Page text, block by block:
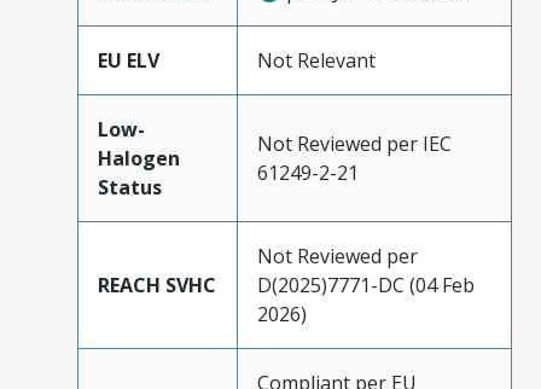
EU ELV Not Relevant
Low-
Halogen
Status
Not Reviewed per IEC
61249-2-21
REACH SVHC
Not Reviewed per
D(2025)7771-DC (04 Feb
2026)
Compliant per EU